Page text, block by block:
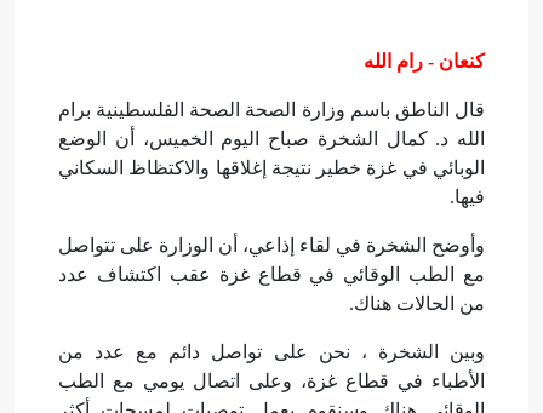
كنعان - رام الله
قال الناطق باسم وزارة الصحة الصحة الفلسطينية برام
الله د. كمال الشخرة صباح اليوم الخميس، أن الوضع
الوبائي في غزة خطير نتيجة إغلاقها والاكتظاظ السكاني
فيها.
وأوضح الشخرة في لقاء إذاعي، أن الوزارة على تتواصل
مع الطب الوقائي في قطاع غزة عقب اكتشاف عدد
من الحالات هناك.
وبين الشخرة ، نحن على تواصل دائم مع عدد من
الأطباء في قطاع غزة، وعلى اتصال يومي مع الطب